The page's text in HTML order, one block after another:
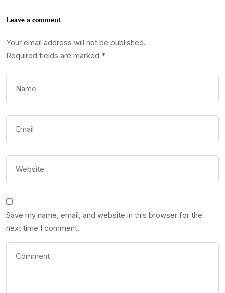
Leave a comment
Your email address will not be published.
Required fields are marked *
Save my name, email, and website in this browser for the
next time I comment.